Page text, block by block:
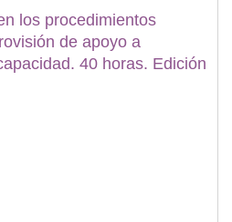
los procedimientos
de apoyo a
40 horas. Edición